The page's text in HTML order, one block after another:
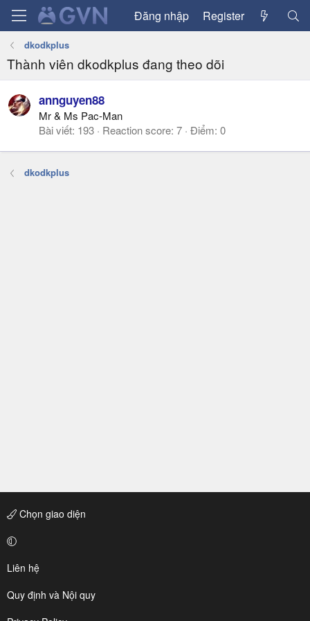
Đăng nhập Register
dkodkplus
Thành viên dkodkplus đang theo dõi
annguyen88
Mr & Ms Pac-Man
Bài viết 193 Reaction score 7 Điểm 0
dkodkplus
Chọn giao diện
Liên hệ
Quy định và Nội quy